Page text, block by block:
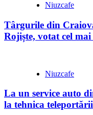
Niuzcafe
Târgurile din
Rojiște, votat cel
Niuzcafe
La un service auto
la tehnica teleportării